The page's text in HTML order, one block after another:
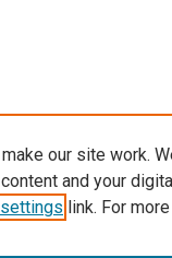
our site work.
and your
link. For